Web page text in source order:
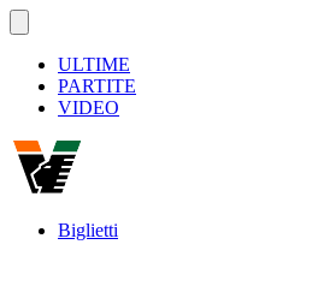
ULTIME
PARTITE
VIDEO
Biglietti